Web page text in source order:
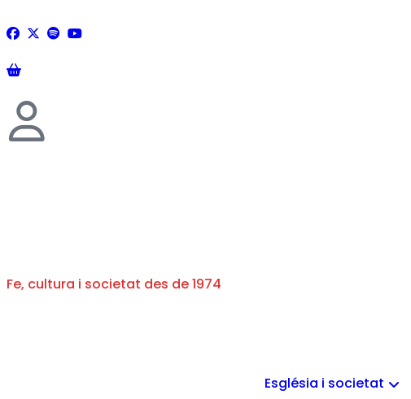
Fe, cultura i societat des de 1974
Església i societat